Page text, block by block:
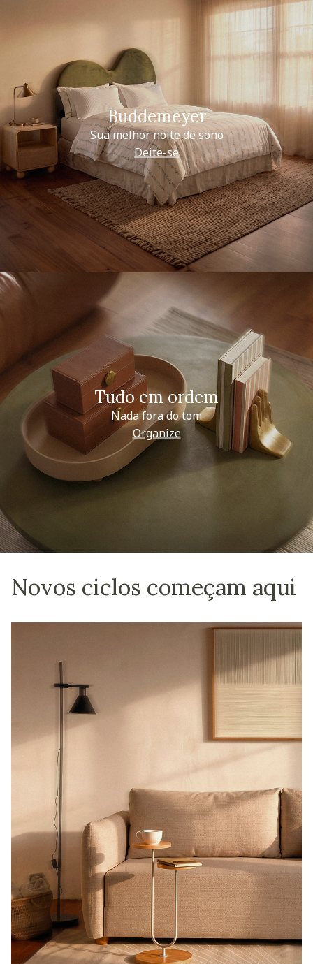
Buddemeyer
Sua melhor noite de sono
Deite-se
Tudo em ordem
Nada fora do tom
Organize
Novos ciclos começam aqui